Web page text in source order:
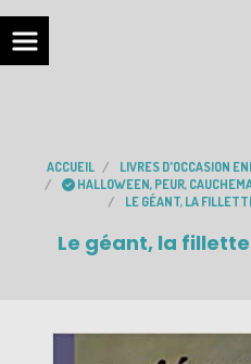
ACCUEIL LIVRES D'OCCASION
HALLOWEEN, PEUR,
LE GÉANT, LA
Le géant, la